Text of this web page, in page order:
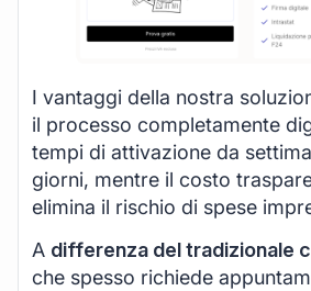
I vantaggi della nostra
il processo completamente
tempi di attivazione da
giorni, mentre il costo
elimina il rischio di spese
A differenza del tradizionale
che spesso richiede